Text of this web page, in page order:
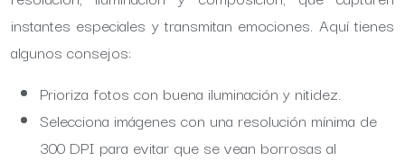
instantes especiales y transmitan emociones. Aquí tienes
algunos consejos:
Prioriza fotos con buena iluminación y nitidez.
Selecciona imágenes con una resolución mínima de
300 DPI para evitar que se vean borrosas al